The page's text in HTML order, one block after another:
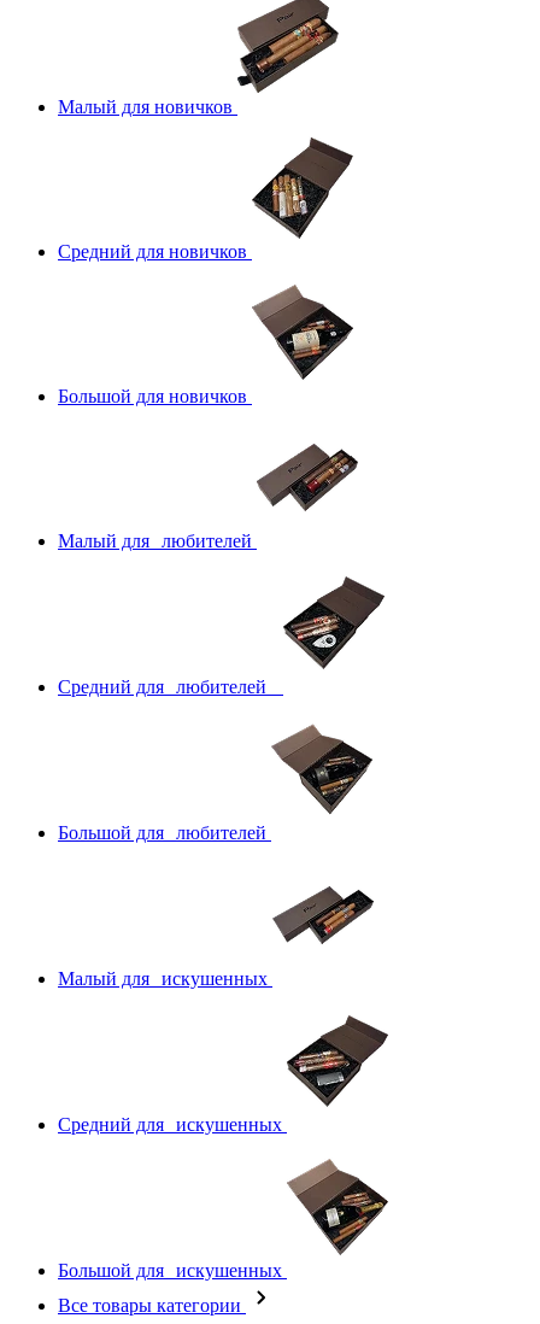
Малый для новичков
Средний для новичков
Большой для новичков
Малый для любителей
Средний для любителей
Большой для любителей
Малый для искушенных
Средний для искушенных
Большой для искушенных
Все товары категории